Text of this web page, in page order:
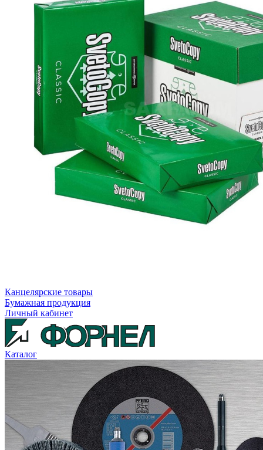
Канцелярские товары
Бумажная продукция
Личный кабинет
Каталог